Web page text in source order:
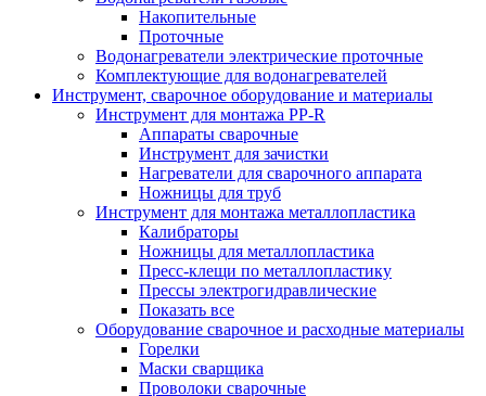
Накопительные
Проточные
Водонагреватели электрические проточные
Комплектующие для водонагревателей
Инструмент, сварочное оборудование и материалы
Инструмент для монтажа PP-R
Аппараты сварочные
Инструмент для зачистки
Нагреватели для сварочного аппарата
Ножницы для труб
Инструмент для монтажа металлопластика
Калибраторы
Ножницы для металлопластика
Пресс-клещи по металлопластику
Прессы электрогидравлические
Показать все
Оборудование сварочное и расходные материалы
Горелки
Маски сварщика
Проволоки сварочные